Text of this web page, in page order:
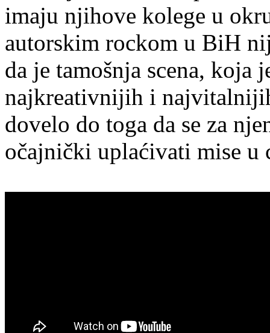
imaju njihove kolege u
autorskim rockom u BiH
da je tamošnja scena, koja
najkreativnijih i
dovelo do toga da se za
očajnički uplaćivati mise u